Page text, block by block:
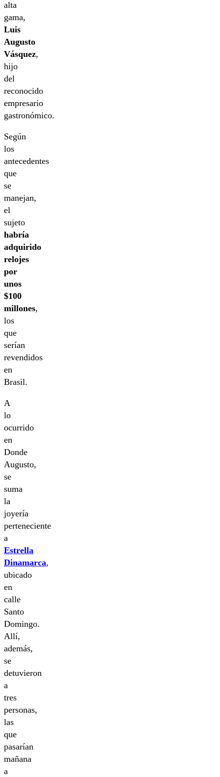
alta
gama,
Luis
Augusto
Vásquez,
hijo
del
reconocido
empresario
gastronómico.
Según
los
antecedentes
que
se
manejan,
el
sujeto
habría
adquirido
relojes
por
unos
$100
millones,
los
que
serían
revendidos
en
Brasil.
A
lo
ocurrido
en
Donde
Augusto,
se
suma
la
joyería
perteneciente
a
Estrella
Dinamarca,
ubicado
en
calle
Santo
Domingo.
Allí,
además,
se
detuvieron
a
tres
personas,
las
que
pasarían
mañana
a